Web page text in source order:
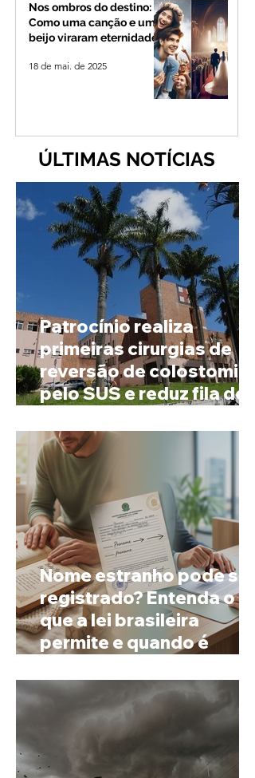
Nos ombros do destino:
Como uma canção e um
beijo viraram eternidade
18 de mai. de 2025
ÚLTIMAS NOTÍCIAS
Patrocínio realiza
primeiras cirurgias de
reversão de colostomia
pelo SUS e reduz fila de
Nome estranho pode ser
registrado? Entenda o
que a lei brasileira
permite e quando é
prenome